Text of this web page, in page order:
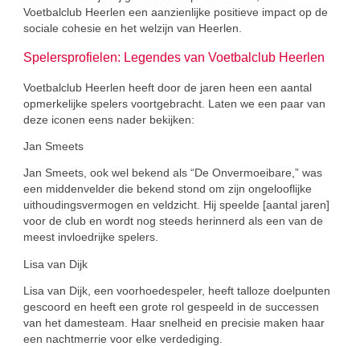
Voetbalclub Heerlen een aanzienlijke positieve impact op de
sociale cohesie en het welzijn van Heerlen.
Spelersprofielen: Legendes van Voetbalclub Heerlen
Voetbalclub Heerlen heeft door de jaren heen een aantal
opmerkelijke spelers voortgebracht. Laten we een paar van
deze iconen eens nader bekijken:
Jan Smeets
Jan Smeets, ook wel bekend als “De Onvermoeibare,” was
een middenvelder die bekend stond om zijn ongelooflijke
uithoudingsvermogen en veldzicht. Hij speelde [aantal jaren]
voor de club en wordt nog steeds herinnerd als een van de
meest invloedrijke spelers.
Lisa van Dijk
Lisa van Dijk, een voorhoedespeler, heeft talloze doelpunten
gescoord en heeft een grote rol gespeeld in de successen
van het damesteam. Haar snelheid en precisie maken haar
een nachtmerrie voor elke verdediging.